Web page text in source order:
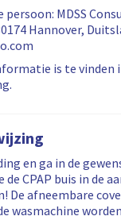
MDSS
Hannover,
is te vinden
en ga in de
de CPAP buis in de
De afneembare
wasmachine